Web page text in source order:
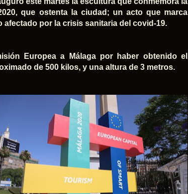
que ostenta la ciudad; un acto que marca
por la crisis sanitaria del covid-19.
Europea a Málaga por haber obtenido el
de 500 kilos, y una altura de 3 metros.